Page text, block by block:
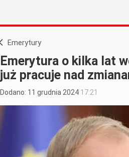
Emerytury
Emerytura o kilka lat
już pracuje nad
Dodano: 11 grudnia 2024 17:21